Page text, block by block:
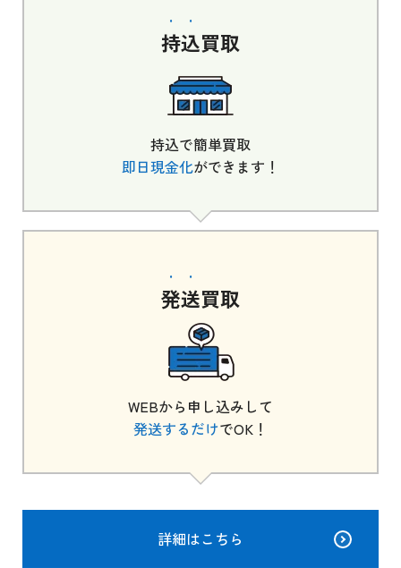
持込買取
持込で簡単買取
即日現金化ができます！
発送買取
WEBから申し込みして
発送するだけでOK！
詳細はこちら